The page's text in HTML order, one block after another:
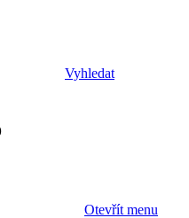
Vyhledat
Otevřít menu